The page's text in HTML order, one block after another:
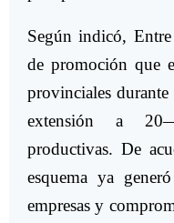
Según indicó,
de promoción que
provinciales
extensión a
productivas. De
esquema ya
empresas y